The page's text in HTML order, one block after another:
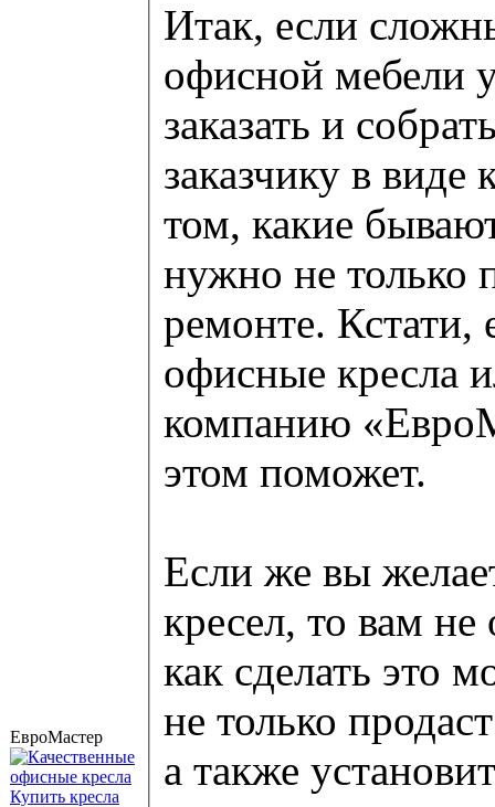
ЕвроМастер
Купить кресла
Итак, если
офисной мебели
заказать и
заказчику в
том, какие
нужно не только
ремонте. Кстати,
офисные кресла
компанию
этом поможет.
Если же вы
кресел, то вам
как сделать это
не только
а также